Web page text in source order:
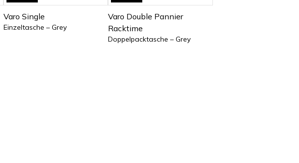
Varo Single
Einzeltasche – Grey
Varo Double Pannier
Racktime
Doppelpacktasche – Grey